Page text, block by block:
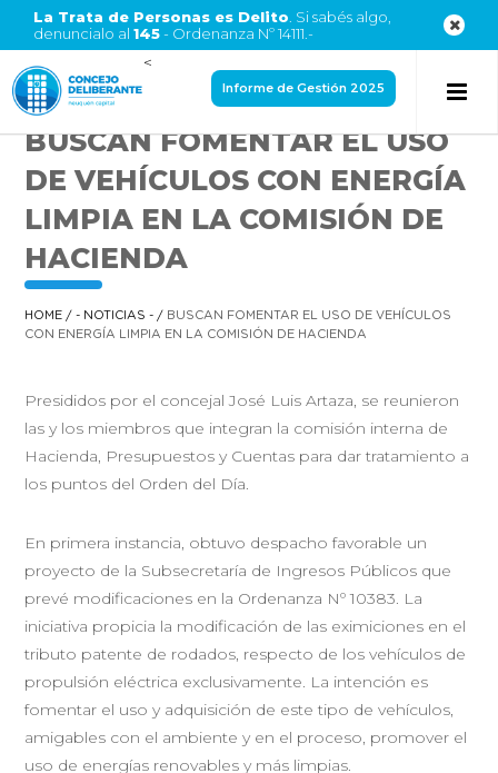
La Trata de Personas es Delito . Si sabés algo,
denuncialo al 145- Ordenanza Nº 14111.-
<
Informe de Gestión 2025
BUSCAN FOMENTAR EL USO
DE VEHÍCULOS CON ENERGÍA
LIMPIA EN LA COMISIÓN DE
HACIENDA
HOME /- NOTICIAS - / BUSCAN FOMENTAR EL USO DE VEHÍCULOS
CON ENERGÍA LIMPIA EN LA COMISIÓN DE HACIENDA
Presididos por el concejal José Luis Artaza, se reunieron
las y los miembros que integran la comisión interna de
Hacienda, Presupuestos y Cuentas para dar tratamiento a
los puntos del Orden del Día.
En primera instancia, obtuvo despacho favorable un
proyecto de la Subsecretaría de Ingresos Públicos que
prevé modificaciones en la Ordenanza Nº 10383. La
iniciativa propicia la modificación de las eximiciones en el
tributo patente de rodados, respecto de los vehículos de
propulsión eléctrica exclusivamente. La intención es
fomentar el uso y adquisición de este tipo de vehículos,
amigables con el ambiente y en el proceso, promover el
uso de energías renovables y más limpias.